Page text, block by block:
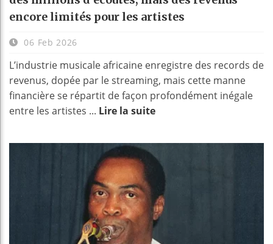
encore limités pour les artistes
06 Feb 2026
L’industrie musicale africaine enregistre des records de
revenus, dopée par le streaming, mais cette manne
financière se répartit de façon profondément inégale
entre les artistes ... Lire la suite